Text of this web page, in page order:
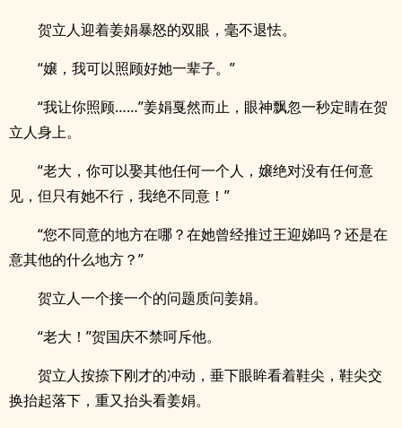
贺立人迎着姜娟暴怒的双眼，毫不退怯。
“嬢，我可以照顾好她一辈子。”
“我让你照顾……”姜娟戛然而止，眼神飘忽一秒定睛在贺
立人身上。
“老大，你可以娶其他任何一个人，嬢绝对没有任何意
见，但只有她不行，我绝不同意！”
“您不同意的地方在哪？在她曾经推过王迎娣吗？还是在
意其他的什么地方？”
贺立人一个接一个的问题质问姜娟。
“老大！”贺国庆不禁呵斥他。
贺立人按捺下刚才的冲动，垂下眼眸看着鞋尖，鞋尖交
换抬起落下，重又抬头看姜娟。